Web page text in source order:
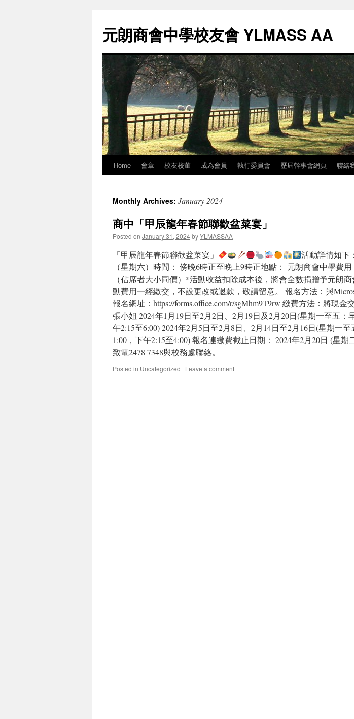
元朗商會中學校友會 YLMASS AA
Skip
content
Home 會章 校友校董 成為會員 執行委員會 歷屆幹事會網頁 聯絡
Monthly Archives: January 2024
商中「甲辰龍年春節聯歡盆菜宴」
Posted on January 31, 2024byYLMASSAA
「甲辰龍年春節聯歡盆菜宴」
活動詳情如下
（星期六）時間： 傍晚6時正至晚上9時正地點： 元朗商會中學費
（佔席者大小同價）*活動收益扣除成本後，將會全數捐贈予元朗
動費用一經繳交，不設更改或退款，敬請留意。 報名方法：與
報名網址：https://forms.office.com/r/sgMhm9T9rw 繳費方法：將現
張小姐 2024年1月19日至2月2日、2月19日及2月20日(星期一至五：
午2:15至6:00) 2024年2月5日至2月8日、2月14日至2月16日(星期一
1:00，下午2:15至4:00) 報名連繳費截止日期： 2024年2月20日 (星
致電2478 7348與校務處聯絡。
Posted in Uncategorized | Leave a comment